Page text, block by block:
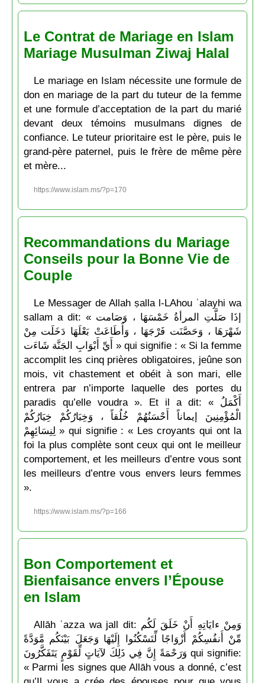
Le Contrat de Mariage en Islam
Mariage Musulman Ziwaj Halal
Le mariage en Islam nécessite une formule de
don en mariage de la part du tuteur de la femme
et une formule d’acceptation de la part du marié
devant deux témoins musulmans dignes de
confiance. Le tuteur prioritaire est le père, puis le
grand-père paternel, puis le frère de même père
et mère...
https://www.islam.ms/?p=170
Recommandations du Mariage
Conseils pour la Bonne Vie de
Couple
Le Messager de Allah ṣalla l-LAhou ʿalayhi wa
sallam a dit: « إذَا صَلَّتِ المرأةُ خَمْسَهَا ، وَصَامت
شَهْرَهَا ، وَحَصَّنَت فَرْجَهَا ، وَأَطَاعَتْ بَعْلَهَا دَخَلَت مِنْ
أَيِّ أَبْوَابِ الجَنَّة شَاءَت » qui signifie : « Si la femme
accomplit les cinq prières obligatoires, jeûne son
mois, vit chastement et obéit à son mari, elle
entrera par n’importe laquelle des portes du
paradis qu’elle voudra ». Et il a dit: « أَكْمَلُ
الْمُؤْمِنِينَ إيماناً أَحْسَنُهُمْ خُلُقاً ، وَخِيَارُكُمْ خِيَارُكُمْ
لِنِسَائِهِمْ » qui signifie : « Les croyants qui ont la
foi la plus complète sont ceux qui ont le meilleur
comportement, et les meilleurs d’entre vous sont
les meilleurs d’entre vous envers leurs femmes
».
https://www.islam.ms/?p=166
Bon Comportement et
Bienfaisance envers l’Épouse
en Islam
Allāh ʿazza wa jall dit: وَمِنْ ءايَاتِهِ أَنْ خَلَقَ لَكُم
مِّنْ أَنفُسِكُمْ أَزْوَاجًا لِّتَسْكُنُوا إِلَيْهَا وَجَعَلَ بَيْنَكُم مَّوَدَّةً
وَرَحْمَةً إِنَّ فِي ذَلِكَ لآيَاتٍ لِّقَوْمٍ يَتَفَكَّرُونَ qui signifie:
« Parmi les signes que Allāh vous a donné, c’est